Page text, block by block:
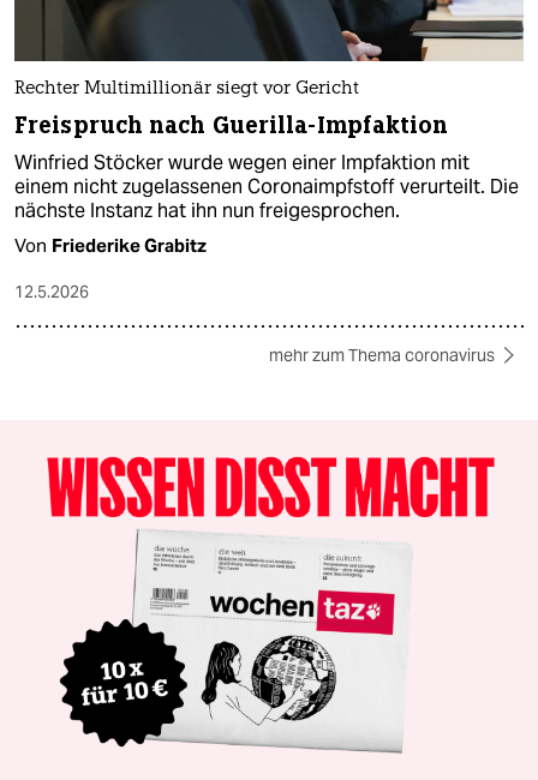
Rechter Multimillionär siegt vor Gericht
Freispruch nach Guerilla-Impfaktion
Winfried Stöcker wurde wegen einer Impfaktion mit
einem nicht zugelassenen Coronaimpfstoff verurteilt. Die
nächste Instanz hat ihn nun freigesprochen.
Von Friederike Grabitz
12.5.2026
mehr zum Thema coronavirus